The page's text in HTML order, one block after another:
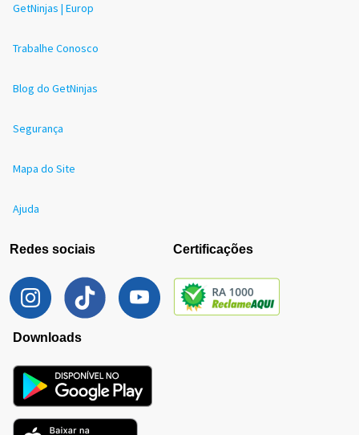
GetNinjas | Europ
Trabalhe Conosco
Blog do GetNinjas
Segurança
Mapa do Site
Ajuda
Redes sociais Certificações
Downloads